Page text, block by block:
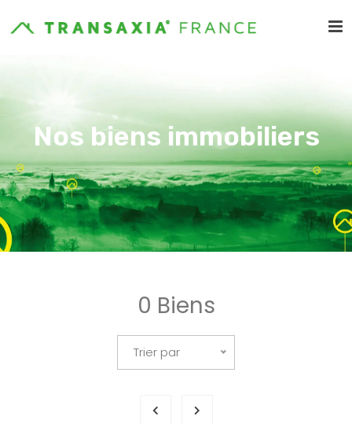
Nos biens immobiliers
0 Biens
Trier par